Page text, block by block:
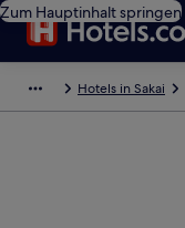
Zum Hauptinhalt springen
Hotels in Sakai